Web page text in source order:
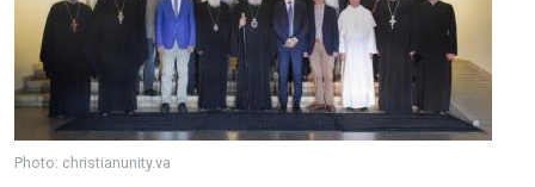
Photo: christianunity.va